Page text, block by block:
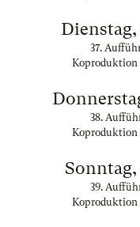
37.
Koproduktion
38.
Koproduktion
Sonntag,
39.
Koproduktion